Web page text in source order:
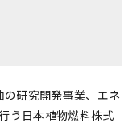
研究開発事業、エネ
う日本植物燃料株式